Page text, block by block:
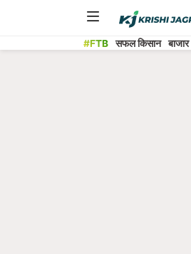
#FTB सफल किसान बाजार